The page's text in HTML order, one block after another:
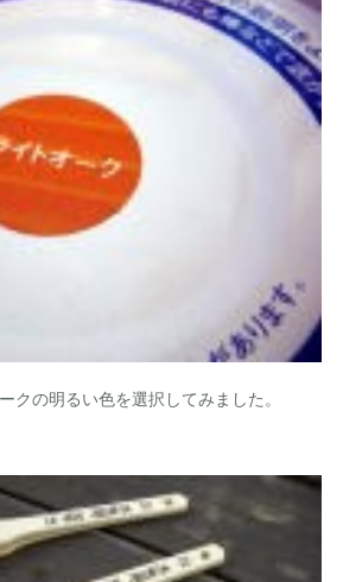
クの明るい色を選択してみました。